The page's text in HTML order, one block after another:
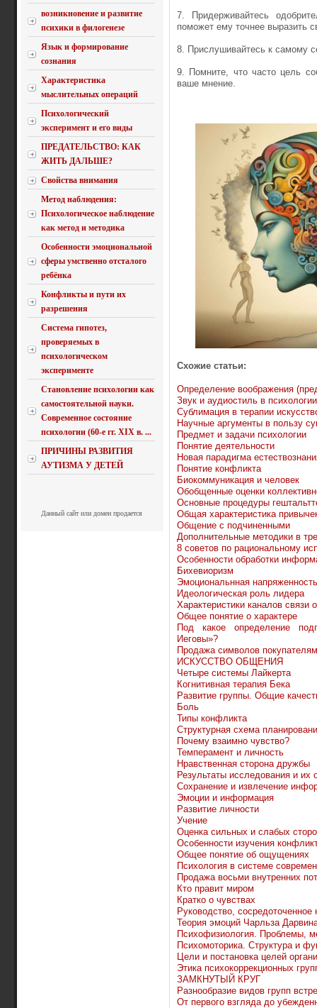
возникновение и развитие
психики в филогенезе
Язык и формирование
сознания
Характеристика
мыслительных операций
Психологический
эксперимент и его виды
ПРЕДАТЕЛЬСТВО: КАК
ЖИТЬ ДАЛЬШЕ?
Свойства внимания
Метод наблюдения:
Психологическое наблюдение
как метод и методика
Особенности эмоциональной
сферы умственно отсталого
ребёнка
Конфликты и пути их
разрешения
Система гипотез,
проверяемых в
психологическом
эксперименте
Становление психологии как
самостоятельной науки.
Современное состояние
психологии (60-е гг. XIX в. ...
ПРИЧИНЫ РАЗВИТИЯ
АУТИЗМА У ДЕТЕЙ
Данный сайт или домен продается
7. Придерживайтесь
поможет ему точнее выразить
8. Прислушивайтесь к самому
9. Помните, что часто цель
ваше мнение.
Схожие статьи:
Определение воображения
Звук и аудиостиль в
Сублимация в терапии
Научные аргументы в пользу
Предмет и задачи психологии
Понятие деятельности
Новая парадигма
Понятие конфликта
Биокоммуникация и человек
Обобщенные оценки
Основные процедуры
Общая характеристика
Общение с подчиненными
Дополнительные методики в
8 советов по рациональному
Особенности обработки
Бихевиоризм
Эмоциональнная
Идеологическая роль лидера
Характеристики каналов связи
Общее понятие о характере
Под какое определение
Иеговы»?
Продажа символов
ИСКУССТВО ОБЩЕНИЯ
Четыре системы Лайкерта
Когнитивная терапия Бека
Развитие группы. Общие
Боль
Типы конфликта
Структурная схема
Почему взаимно чувство?
Темперамент и личность
Нравственная сторона дружбы
Результаты исследования и их
Сохранение и извлечение
Эмоции и информация
Развитие личности
Учение
Оценка сильных и слабых
Особенности изучения
Общее понятие об ощущениях
Психология в системе
Продажа восьми внутренних
Кто правит миром
Кратко о чувствах
Руководство, сосредоточенное
Теория эмоций Чарльза
Психофизиология. Проблемы,
Психомоторика. Структура и
Цели и постановка целей
Этика психокоррекционных
ЗАМКНУТЫЙ КРУГ
Разнообразие видов групп
От первого взгляда до